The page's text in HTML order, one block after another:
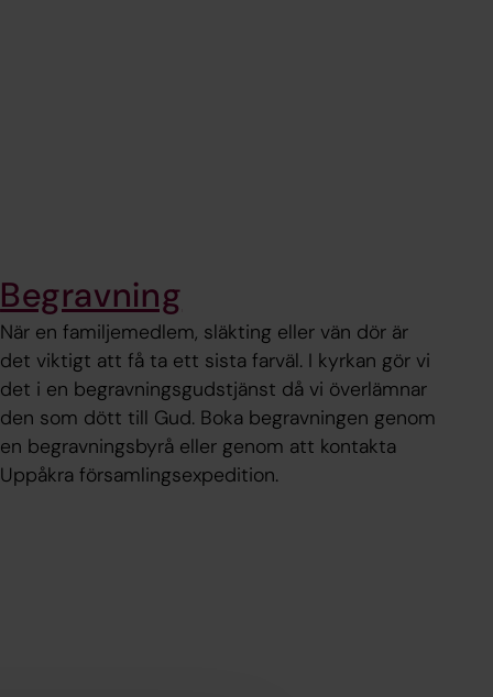
Begravning
När en familjemedlem, släkting eller vän dör är
det viktigt att få ta ett sista farväl. I kyrkan gör vi
det i en begravningsgudstjänst då vi överlämnar
den som dött till Gud. Boka begravningen genom
en begravningsbyrå eller genom att kontakta
Uppåkra församlingsexpedition.